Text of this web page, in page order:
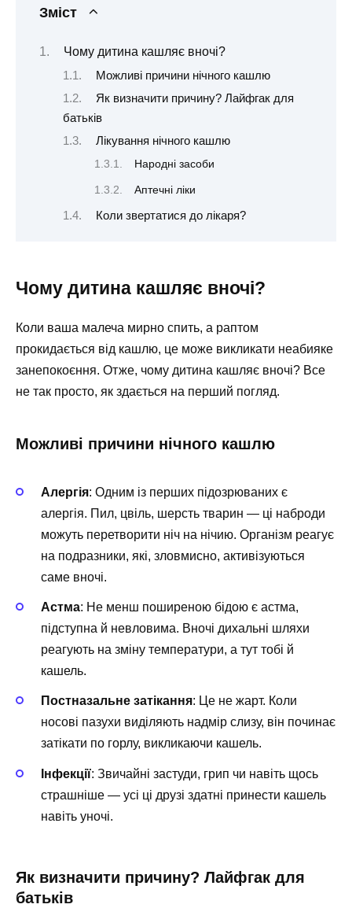
Зміст
Чому дитина кашляє вночі?
Можливі причини нічного кашлю
Як визначити причину? Лайфгак для
батьків
Лікування нічного кашлю
Народні засоби
Аптечні ліки
Коли звертатися до лікаря?
Чому дитина кашляє вночі?
Коли ваша малеча мирно спить, а раптом
прокидається від кашлю, це може викликати неабияке
занепокоєння. Отже, чому дитина кашляє вночі? Все
не так просто, як здається на перший погляд.
Можливі причини нічного кашлю
Алергія: Одним із перших підозрюваних є
алергія. Пил, цвіль, шерсть тварин — ці наброди
можуть перетворити ніч на нічию. Організм реагує
на подразники, які, зловмисно, активізуються
саме вночі.
Астма: Не менш поширеною бідою є астма,
підступна й невловима. Вночі дихальні шляхи
реагують на зміну температури, а тут тобі й
кашель.
Постназальне затікання: Це не жарт. Коли
носові пазухи виділяють надмір слизу, він починає
затікати по горлу, викликаючи кашель.
Інфекції: Звичайні застуди, грип чи навіть щось
страшніше — усі ці друзі здатні принести кашель
навіть уночі.
Як визначити причину? Лайфгак для
батьків